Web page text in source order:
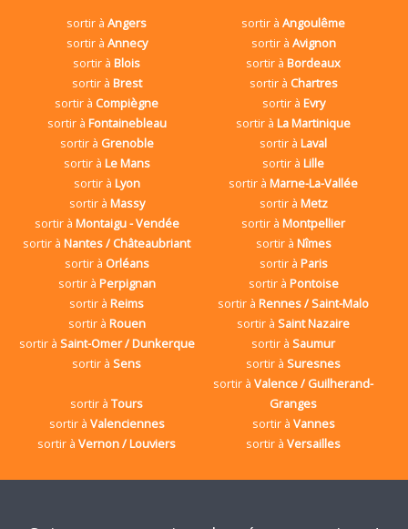
sortir àAngers sortir àAngoulême
sortir à Annecy sortir à Avignon
sortir àBlois sortir àBordeaux
sortir à Brest sortir à Chartres
sortir à Compiègne sortir à Evry
sortir à Fontainebleau sortir àLa Martinique
sortir à Grenoble sortir àLaval
sortir à Le Mans sortir àLille
sortir à Lyon sortir àMarne-La-Vallée
sortir à Massy sortir à Metz
sortir à Montaigu - Vendée sortir àMontpellier
sortir àNantes / Châteaubriant sortir à Nîmes
sortir à Orléans sortir à Paris
sortir à Perpignan sortir à Pontoise
sortir àReims sortir àRennes / Saint-Malo
sortir à Rouen sortir àSaint Nazaire
sortir à Saint-Omer / Dunkerque sortir àSaumur
sortir àSens sortir àSuresnes
sortir àTours
sortir àValence / Guilherand-
Granges
sortir à Valenciennes sortir à Vannes
sortir àVernon / Louviers sortir àVersailles